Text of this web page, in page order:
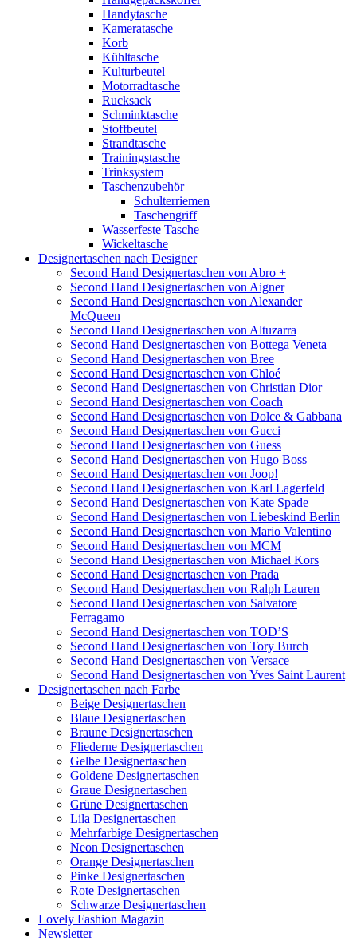
Handytasche
Kameratasche
Korb
Kühltasche
Kulturbeutel
Motorradtasche
Rucksack
Schminktasche
Stoffbeutel
Strandtasche
Trainingstasche
Trinksystem
Taschenzubehör
Schulterriemen
Taschengriff
Wasserfeste Tasche
Wickeltasche
Designertaschen nach Designer
Second Hand Designertaschen von Abro +
Second Hand Designertaschen von Aigner
Second Hand Designertaschen von Alexander
McQueen
Second Hand Designertaschen von Altuzarra
Second Hand Designertaschen von Bottega Veneta
Second Hand Designertaschen von Bree
Second Hand Designertaschen von Chloé
Second Hand Designertaschen von Christian Dior
Second Hand Designertaschen von Coach
Second Hand Designertaschen von Dolce & Gabbana
Second Hand Designertaschen von Gucci
Second Hand Designertaschen von Guess
Second Hand Designertaschen von Hugo Boss
Second Hand Designertaschen von Joop!
Second Hand Designertaschen von Karl Lagerfeld
Second Hand Designertaschen von Kate Spade
Second Hand Designertaschen von Liebeskind Berlin
Second Hand Designertaschen von Mario Valentino
Second Hand Designertaschen von MCM
Second Hand Designertaschen von Michael Kors
Second Hand Designertaschen von Prada
Second Hand Designertaschen von Ralph Lauren
Second Hand Designertaschen von Salvatore
Ferragamo
Second Hand Designertaschen von TOD’S
Second Hand Designertaschen von Tory Burch
Second Hand Designertaschen von Versace
Second Hand Designertaschen von Yves Saint Laurent
Designertaschen nach Farbe
Beige Designertaschen
Blaue Designertaschen
Braune Designertaschen
Fliederne Designertaschen
Gelbe Designertaschen
Goldene Designertaschen
Graue Designertaschen
Grüne Designertaschen
Lila Designertaschen
Mehrfarbige Designertaschen
Neon Designertaschen
Orange Designertaschen
Pinke Designertaschen
Rote Designertaschen
Schwarze Designertaschen
Lovely Fashion Magazin
Newsletter